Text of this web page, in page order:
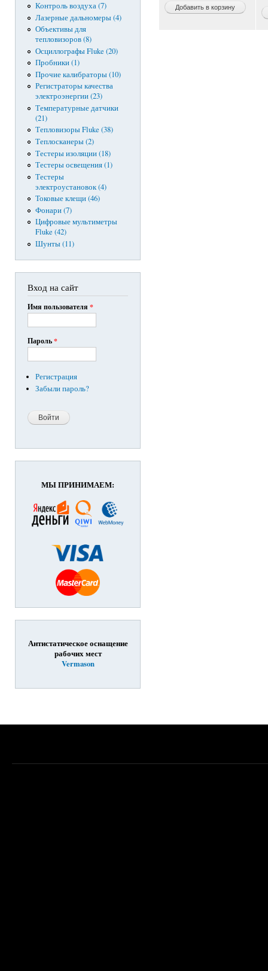
Контроль воздуха (7)
Лазерные дальномеры (4)
Объективы для
тепловизоров (8)
Осциллографы Fluke (20)
Пробники (1)
Прочие калибраторы (10)
Регистраторы качества
электроэнергии (23)
Температурные датчики
(21)
Тепловизоры Fluke (38)
Теплосканеры (2)
Тестеры изоляции (18)
Тестеры освещения (1)
Тестеры
электроустановок (4)
Токовые клещи (46)
Фонари (7)
Цифровые мультиметры
Fluke (42)
Шунты (11)
Вход на сайт
Имя пользователя *
Пароль*
Регистрация
Забыли пароль?
МЫ ПРИНИМАЕМ:
Антистатическое оснащение
рабочих мест
Vermason